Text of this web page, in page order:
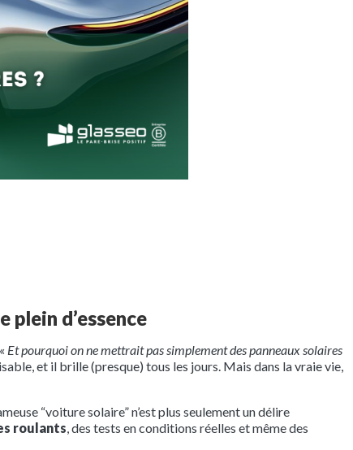
plein d’essence
Et pourquoi on ne mettrait pas simplement des panneaux solaires
et il brille (presque) tous les jours. Mais dans la vraie vie,
“voiture solaire” n’est plus seulement un délire
roulants , des tests en conditions réelles et même des